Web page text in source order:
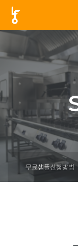
무료샘플신청방법